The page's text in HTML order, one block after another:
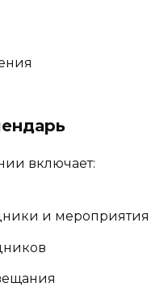
включает:
и мероприятия